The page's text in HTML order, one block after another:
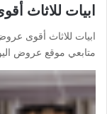
ابيات للاثاث
ابيات للاثاث أقوى
متابعي موقع عروض